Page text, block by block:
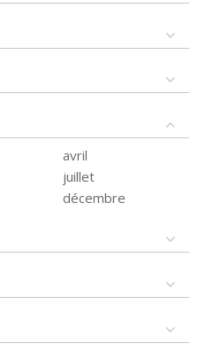
avril
juillet
décembre